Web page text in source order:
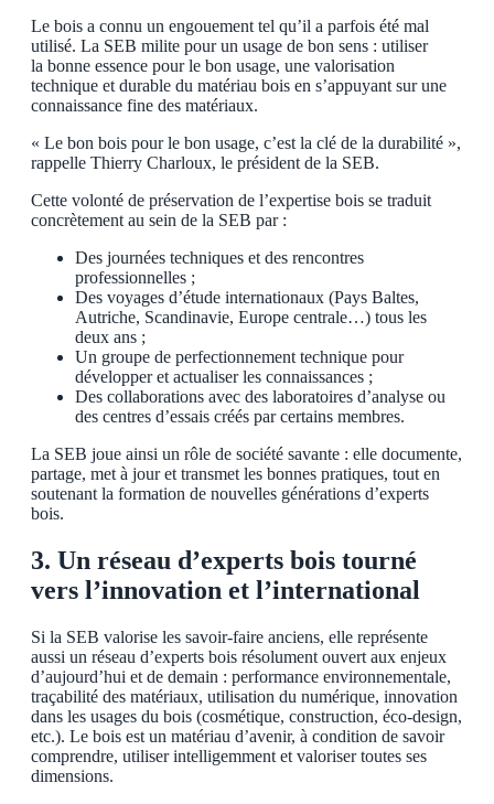
Le bois a connu un engouement tel qu’il a parfois été mal
utilisé. La SEB milite pour un usage de bon sens : utiliser
la bonne essence pour le bon usage, une valorisation
technique et durable du matériau bois en s’appuyant sur une
connaissance fine des matériaux.
« Le bon bois pour le bon usage, c’est la clé de la durabilité »,
rappelle Thierry Charloux, le président de la SEB.
Cette volonté de préservation de l’expertise bois se traduit
concrètement au sein de la SEB par :
Des journées techniques et des rencontres
professionnelles ;
Des voyages d’étude internationaux (Pays Baltes,
Autriche, Scandinavie, Europe centrale…) tous les
deux ans ;
Un groupe de perfectionnement technique pour
développer et actualiser les connaissances ;
Des collaborations avec des laboratoires d’analyse ou
des centres d’essais créés par certains membres.
La SEB joue ainsi un rôle de société savante : elle documente,
partage, met à jour et transmet les bonnes pratiques, tout en
soutenant la formation de nouvelles générations d’experts
bois.
3. Un réseau d’experts bois tourné
vers l’innovation et l’international
Si la SEB valorise les savoir-faire anciens, elle représente
aussi un réseau d’experts bois résolument ouvert aux enjeux
d’aujourd’hui et de demain : performance environnementale,
traçabilité des matériaux, utilisation du numérique, innovation
dans les usages du bois (cosmétique, construction, éco-design,
etc.). Le bois est un matériau d’avenir, à condition de savoir
comprendre, utiliser intelligemment et valoriser toutes ses
dimensions.